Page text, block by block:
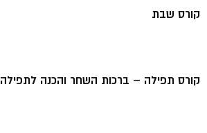
קורס שבת
קורס תפילה – ברכות השחר והכנה לתפילה